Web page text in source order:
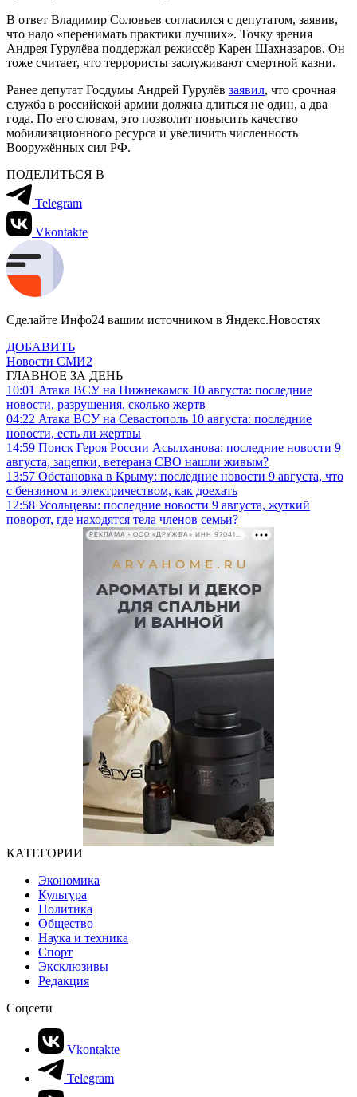
В ответ Владимир Соловьев согласился с депутатом, заявив,
что надо «перенимать практики лучших». Точку зрения
Андрея Гурулёва поддержал режиссёр Карен Шахназаров. Он
тоже считает, что террористы заслуживают смертной казни.
Ранее депутат Госдумы Андрей Гурулёв заявил, что срочная
служба в российской армии должна длиться не один, а два
года. По его словам, это позволит повысить качество
мобилизационного ресурса и увеличить численность
Вооружённых сил РФ.
ПОДЕЛИТЬСЯ В
Telegram
Vkontakte
Сделайте Инфо24 вашим источником в Яндекс.Новостях
ДОБАВИТЬ
Новости СМИ2
ГЛАВНОЕ ЗА ДЕНЬ
10:01 Атака ВСУ на Нижнекамск 10 августа: последние
новости, разрушения, сколько жертв
04:22 Атака ВСУ на Севастополь 10 августа: последние
новости, есть ли жертвы
14:59 Поиск Героя России Асылханова: последние новости 9
августа, зацепки, ветерана СВО нашли живым?
13:57 Обстановка в Крыму: последние новости 9 августа, что
с бензином и электричеством, как доехать
12:58 Усольцевы: последние новости 9 августа, жуткий
поворот, где находятся тела членов семьи?
РЕКЛАМА • ООО «ДРУЖБА» ИНН 9704146411
КАТЕГОРИИ
Экономика
Культура
Политика
Общество
Наука и техника
Спорт
Эксклюзивы
Редакция
Соцсети
Vkontakte
Telegram